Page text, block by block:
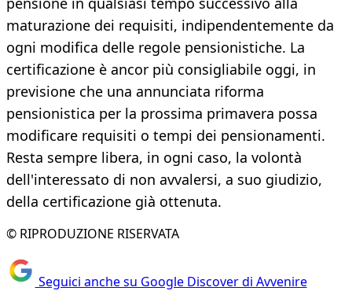
maturazione dei requisiti, indipendentemente da
ogni modifica delle regole pensionistiche. La
certificazione è ancor più consigliabile oggi, in
previsione che una annunciata riforma
pensionistica per la prossima primavera possa
modificare requisiti o tempi dei pensionamenti.
Resta sempre libera, in ogni caso, la volontà
dell'interessato di non avvalersi, a suo giudizio,
della certificazione già ottenuta.
© RIPRODUZIONE RISERVATA
Seguici anche su Google Discover di Avvenire